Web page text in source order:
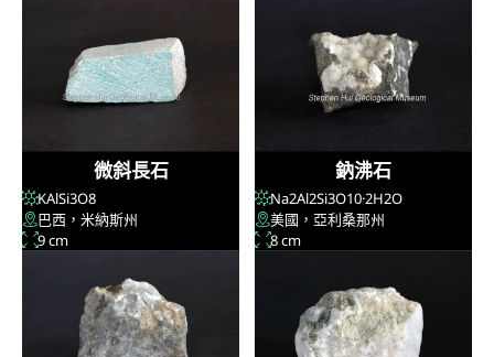
微斜長石
KAlSi3O8
巴西，米納斯州
9 cm
鈉沸石
Na2Al2Si3O10·2H2O
美國，亞利桑那州
8 cm